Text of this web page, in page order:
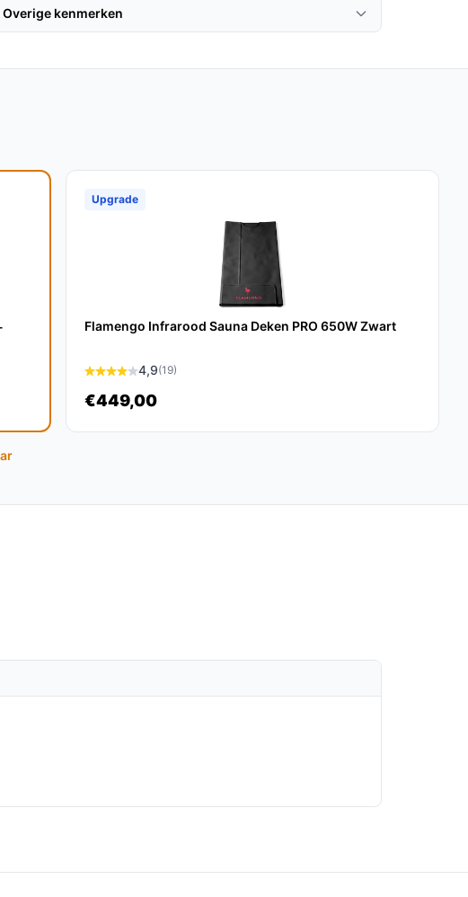
Overige kenmerken
Upgrade
Flamengo Infrarood Sauna Deken PRO 650W Zwart
4,9(19)
€449,00